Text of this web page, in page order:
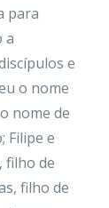
para
a
e
o nome
nome de
Filipe e
filho de
filho de